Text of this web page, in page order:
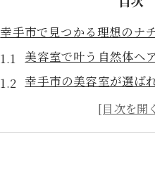
幸手市で見つかる理想のナ
美容室で叶う自然体ヘ
幸手市の美容室が選ば
ナチュラルヘア志向に
美容室選びで重視した